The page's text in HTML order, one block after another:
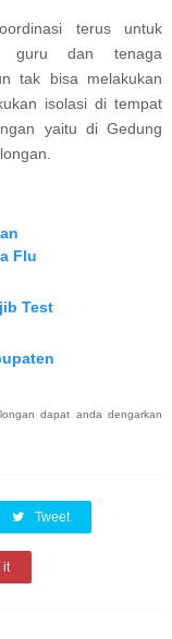
terus untuk
guru dan tenaga
tak bisa melakukan
isolasi di tempat
yaitu di Gedung
Flu
Test
dapat anda dengarkan
Tweet
it